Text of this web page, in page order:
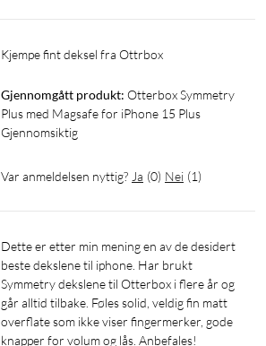
kjempe fint deksel fra Ottrbox
Gjennomgått produkt: Otterbox Symmetry
Plus med Magsafe for iPhone 15 Plus
Gjennomsiktig
Var anmeldelsen nyttig? Ja (0) Nei (1)
Dette er etter min mening en av de desidert
beste dekslene til iphone. Har brukt
Symmetry dekslene til Otterbox i flere år og
går alltid tilbake. Føles solid, veldig fin matt
overflate som ikke viser fingermerker, gode
knapper for volum og lås. Anbefales!